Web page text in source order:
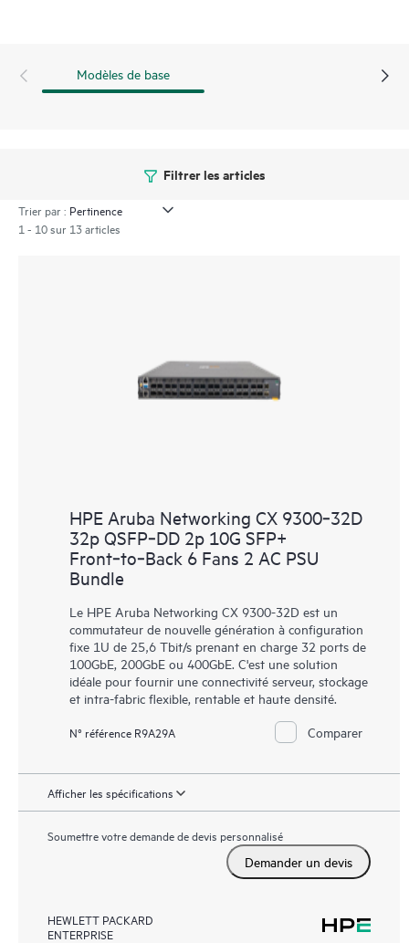
Modèles de base
Filtrer les articles
Trier par :
1 - 10 sur 13 articles
HPE Aruba Networking CX 9300‑32D
32p QSFP‑DD 2p 10G SFP+
Front‑to‑Back 6 Fans 2 AC PSU
Bundle
Le HPE Aruba Networking CX 9300-32D est un
commutateur de nouvelle génération à configuration
fixe 1U de 25,6 Tbit/s prenant en charge 32 ports de
100GbE, 200GbE ou 400GbE. C'est une solution
idéale pour fournir une connectivité serveur, stockage
et intra-fabric flexible, rentable et haute densité.
N° référence R9A29A Comparer
Afficher les spécifications
Soumettre votre demande de devis personnalisé
Demander un devis
HEWLETT PACKARD
ENTERPRISE